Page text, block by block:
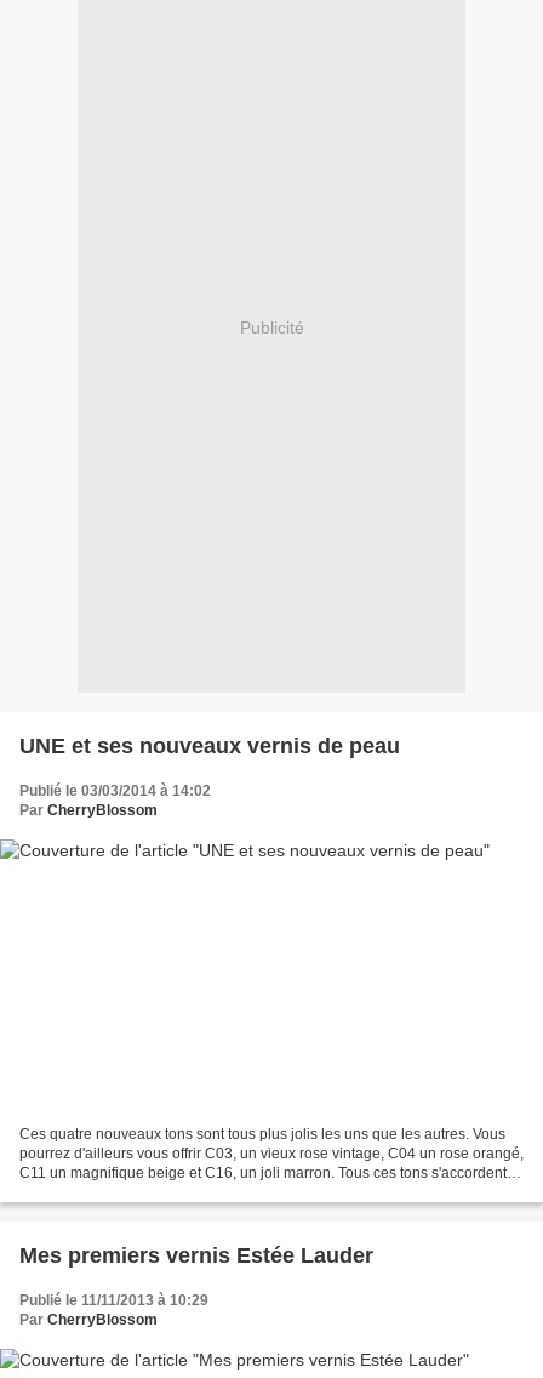
Publicité
UNE et ses nouveaux vernis de peau
Publié le 03/03/2014 à 14:02
Par CherryBlossom
Ces quatre nouveaux tons sont tous plus jolis les uns que les autres. Vous
pourrez d'ailleurs vous offrir C03, un vieux rose vintage, C04 un rose orangé,
C11 un magnifique beige et C16, un joli marron. Tous ces tons s'accordent à
Mes premiers vernis Estée Lauder
Publié le 11/11/2013 à 10:29
Par CherryBlossom